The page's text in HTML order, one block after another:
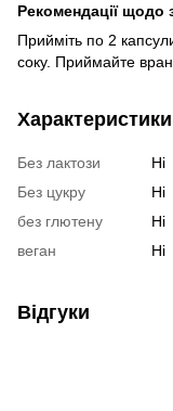
Рекомендації щодо
Прийміть по 2
соку. Приймайте
Характеристики
Без лактози
Ні
Без цукру
Ні
без глютену
Ні
веган
Ні
Відгуки